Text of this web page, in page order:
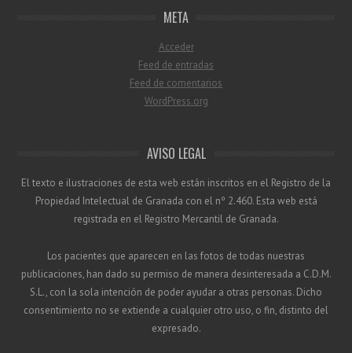
META
Acceder
Feed de entradas
Feed de comentarios
WordPress.org
AVISO LEGAL
El texto e ilustraciones de esta web están inscritos en el Registro de la
Propiedad Intelectual de Granada con el nº 2.460. Esta web está
registrada en el Registro Mercantil de Granada.
Los pacientes que aparecen en las fotos de todas nuestras
publicaciones, han dado su permiso de manera desinteresada a C.D.M.
S.L., con la sola intención de poder ayudar a otras personas. Dicho
consentimiento no se extiende a cualquier otro uso, o fin, distinto del
expresado.